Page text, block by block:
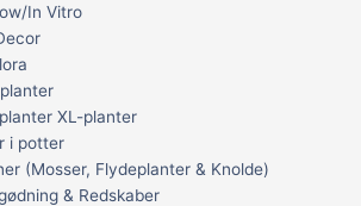
In Vitro
XL-planter
i potter
(Mosser, Flydeplanter & Knolde)
& Redskaber